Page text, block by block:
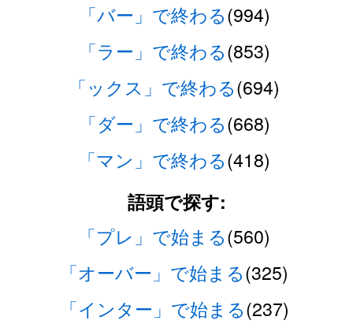
「バー」で終わる(994)
「ラー」で終わる(853)
「ックス」で終わる(694)
「ダー」で終わる(668)
「マン」で終わる(418)
語頭で探す:
「プレ」で始まる(560)
「オーバー」で始まる(325)
「インター」で始まる(237)